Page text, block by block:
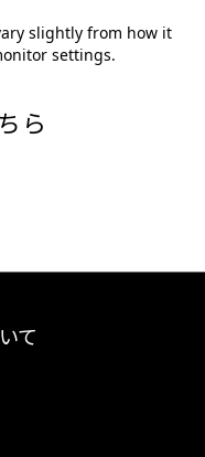
slightly from how it
settings.
ら
て